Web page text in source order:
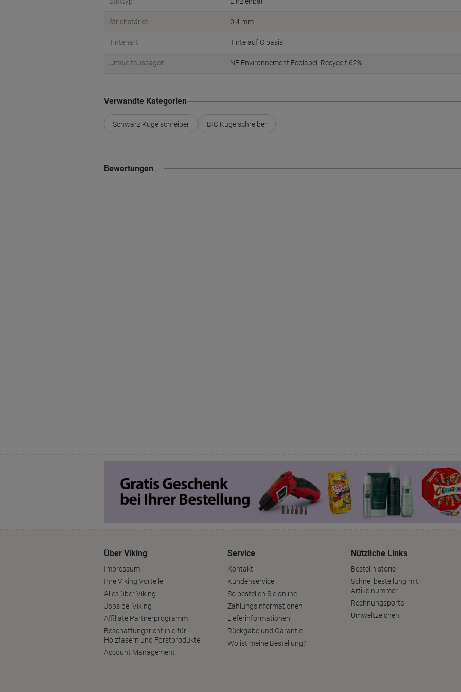
Strichstärke 0.4 mm
Tintenart Tinte auf Ölbasis
Umweltaussagen NF Environnement Ecolabel Recycelt 62%
Verwandte Kategorien
Schwarz Kugelschreiber BIC Kugelschreiber
Bewertungen
Über Viking
Impressum
Ihre Viking Vorteile
Alles über Viking
Jobs bei Viking
Affiliate Partnerprogramm
Beschaffungsrichtlinie für
Holzfasern und Forstprodukte
Account Management
Service
Kontakt
Kundenservice
So bestellen Sie online
Zahlungsinformationen
Lieferinformationen
Rückgabe und Garantie
Wo ist meine Bestellung?
Nützliche Links
Bestellhistorie
Schnellbestellung mit
Artikelnummer
Rechnungsportal
Umweltzeichen